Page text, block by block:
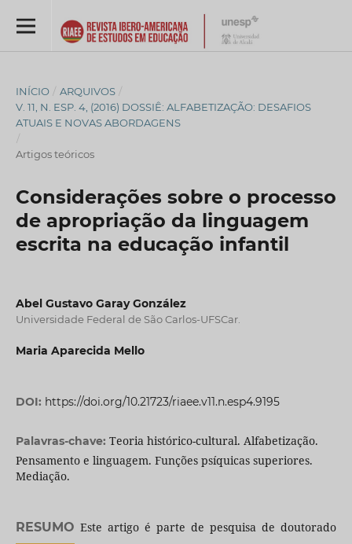
INÍCIO / ARQUIVOS /
V. 11, N. ESP. 4, (2016) DOSSIÊ: ALFABETIZAÇÃO: DESAFIOS
ATUAIS E NOVAS ABORDAGENS
/
Artigos teóricos
Considerações sobre o processo
de apropriação da linguagem
escrita na educação infantil
Abel Gustavo Garay González
Universidade Federal de São Carlos-UFSCar.
Maria Aparecida Mello
DOI: https://doi.org/10.21723/riaee.v11.n.esp4.9195
Palavras-chave: Teoria histórico-cultural. Alfabetização.
Pensamento e linguagem. Funções psíquicas superiores.
Mediação.
RESUMO Este artigo é parte de pesquisa de doutorado